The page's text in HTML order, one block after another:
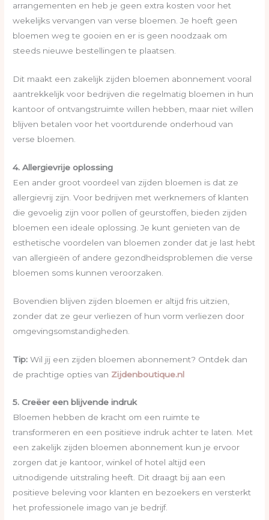
arrangementen en heb je geen extra kosten voor het
wekelijks vervangen van verse bloemen. Je hoeft geen
bloemen weg te gooien en er is geen noodzaak om
steeds nieuwe bestellingen te plaatsen.
Dit maakt een zakelijk zijden bloemen abonnement vooral
aantrekkelijk voor bedrijven die regelmatig bloemen in hun
kantoor of ontvangstruimte willen hebben, maar niet willen
blijven betalen voor het voortdurende onderhoud van
verse bloemen.
4. Allergievrije oplossing
Een ander groot voordeel van zijden bloemen is dat ze
allergievrij zijn. Voor bedrijven met werknemers of klanten
die gevoelig zijn voor pollen of geurstoffen, bieden zijden
bloemen een ideale oplossing. Je kunt genieten van de
esthetische voordelen van bloemen zonder dat je last hebt
van allergieën of andere gezondheidsproblemen die verse
bloemen soms kunnen veroorzaken.
Bovendien blijven zijden bloemen er altijd fris uitzien,
zonder dat ze geur verliezen of hun vorm verliezen door
omgevingsomstandigheden.
Tip: Wil jij een zijden bloemen abonnement? Ontdek dan
de prachtige opties van Zijdenboutique.nl
5. Creëer een blijvende indruk
Bloemen hebben de kracht om een ruimte te
transformeren en een positieve indruk achter te laten. Met
een zakelijk zijden bloemen abonnement kun je ervoor
zorgen dat je kantoor, winkel of hotel altijd een
uitnodigende uitstraling heeft. Dit draagt bij aan een
positieve beleving voor klanten en bezoekers en versterkt
het professionele imago van je bedrijf.